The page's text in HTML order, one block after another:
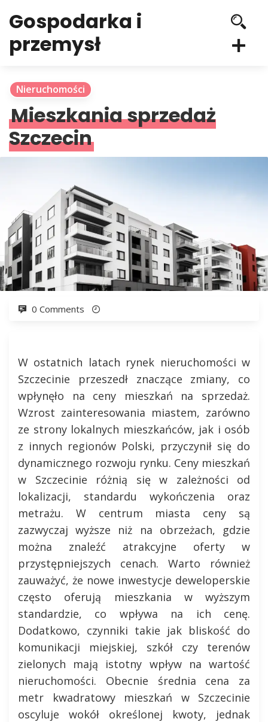
Gospodarka i
przemysł
Nieruchomości
Mieszkania sprzedaż
Szczecin
0 Comments
W ostatnich latach rynek nieruchomości w
Szczecinie przeszedł znaczące zmiany, co
wpłynęło na ceny mieszkań na sprzedaż.
Wzrost zainteresowania miastem, zarówno
ze strony lokalnych mieszkańców, jak i osób
z innych regionów Polski, przyczynił się do
dynamicznego rozwoju rynku. Ceny mieszkań
w Szczecinie różnią się w zależności od
lokalizacji, standardu wykończenia oraz
metrażu. W centrum miasta ceny są
zazwyczaj wyższe niż na obrzeżach, gdzie
można znaleźć atrakcyjne oferty w
przystępniejszych cenach. Warto również
zauważyć, że nowe inwestycje deweloperskie
często oferują mieszkania w wyższym
standardzie, co wpływa na ich cenę.
Dodatkowo, czynniki takie jak bliskość do
komunikacji miejskiej, szkół czy terenów
zielonych mają istotny wpływ na wartość
nieruchomości. Obecnie średnia cena za
metr kwadratowy mieszkań w Szczecinie
oscyluje wokół określonej kwoty, jednak